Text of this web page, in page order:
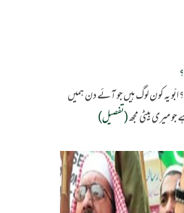
یہ کون لوگ ہیں جو آئے دن ہمیں
میری بیٹی مجھ(تفصیل)